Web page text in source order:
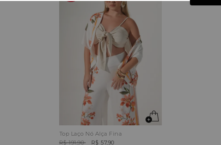
Top Laço Nó Alça Fina
R$ 191,90 R$ 57,90